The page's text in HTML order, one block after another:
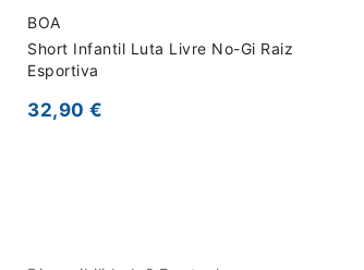
BOA
Short Infantil Luta Livre No-Gi Raiz
Esportiva
32,90 €